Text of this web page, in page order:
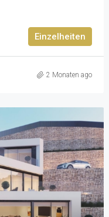
Einzelheiten
2 Monaten ago